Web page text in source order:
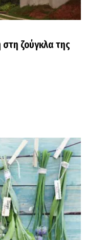
στη ζούγκλα της